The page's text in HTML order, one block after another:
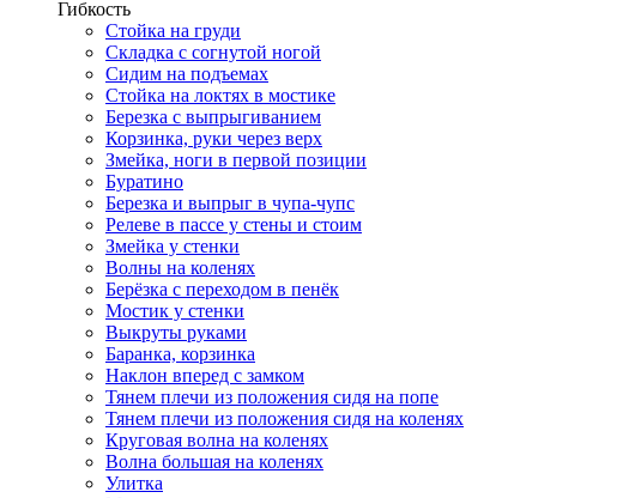
Гибкость
Стойка на груди
Складка с согнутой ногой
Сидим на подъемах
Стойка на локтях в мостике
Березка с выпрыгиванием
Корзинка, руки через верх
Змейка, ноги в первой позиции
Буратино
Березка и выпрыг в чупа-чупс
Релеве в пассе у стены и стоим
Змейка у стенки
Волны на коленях
Берёзка с переходом в пенёк
Мостик у стенки
Выкруты руками
Баранка, корзинка
Наклон вперед с замком
Тянем плечи из положения сидя на попе
Тянем плечи из положения сидя на коленях
Круговая волна на коленях
Волна большая на коленях
Улитка